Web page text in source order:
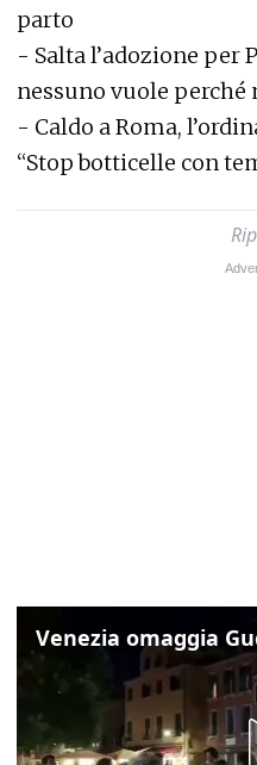
parto
- Salta l’adozione per
nessuno vuole perché
- Caldo a Roma,
“Stop botticelle con